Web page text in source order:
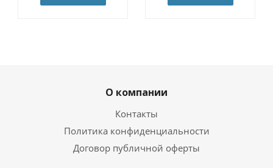
О компании
Контакты
Политика конфиденциальности
Договор публичной оферты